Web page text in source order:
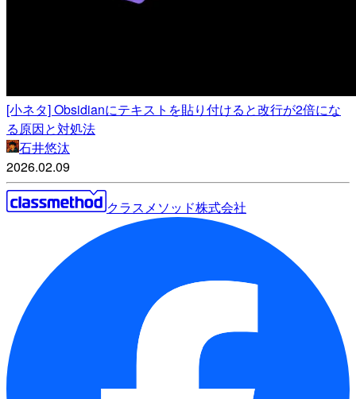
[小ネタ] Obsidianにテキストを貼り付けると改行が2倍にな
る原因と対処法
石井悠汰
2026.02.09
クラスメソッド株式会社